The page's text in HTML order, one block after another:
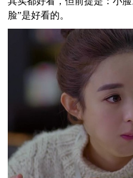
脸”是好看的。